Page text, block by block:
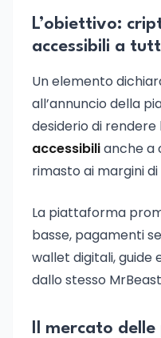
L’obiettivo:
accessibili a
Un elemento
all’annuncio della
desiderio di rendere
accessibilianche a
rimasto ai margini
La piattaforma
basse, pagamenti
wallet digitali, guide
dallo stesso
Il mercato